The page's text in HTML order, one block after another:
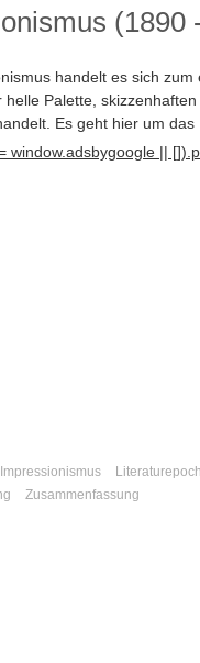
(1890
handelt es sich
helle Palette,
Es geht hier um
window.adsbygoogle ||
Impressionismus
Zusammenfassung